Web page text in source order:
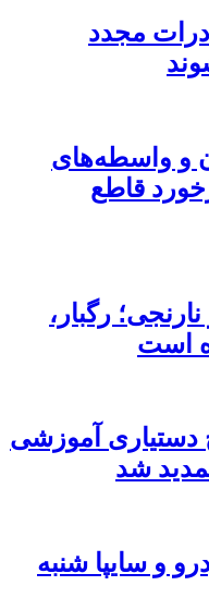
مجدد
و واسطه‌های
قاطع
رگبار،
است
دستیاری آموزشی
و سایپا شنبه